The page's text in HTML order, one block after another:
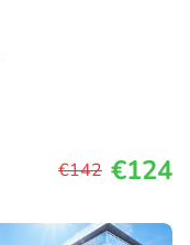
€142 €124